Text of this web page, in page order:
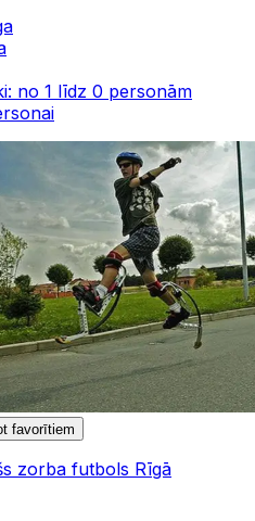
no 1 līdz 0 personām
favorītiem
zorba futbols Rīgā